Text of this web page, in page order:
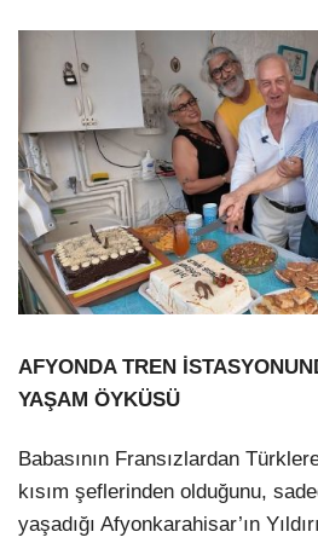
AFYONDA TREN
YAŞAM ÖYKÜSÜ
Babasının Fransızlardan
kısım şeflerinden olduğunu,
yaşadığı Afyonkarahisar’ın